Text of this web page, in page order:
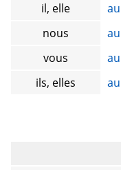
il, elle
nous
vous
ils, elles